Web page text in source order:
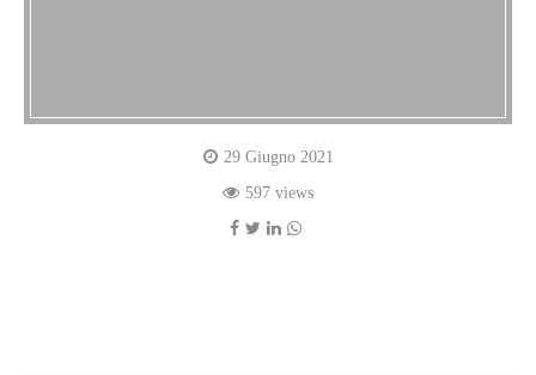
29 Giugno 2021
597 views